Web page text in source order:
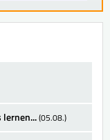
(05.08.)